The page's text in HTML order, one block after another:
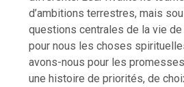
d’ambitions terrestres, mais
questions centrales de la vie
pour nous les choses
avons-nous pour les
une histoire de priorités, de